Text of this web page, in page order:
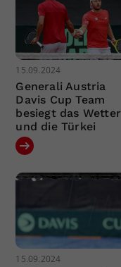
15.09.2024
Generali Austria
Davis Cup Team
besiegt das Wetter
und die Türkei
15.09.2024